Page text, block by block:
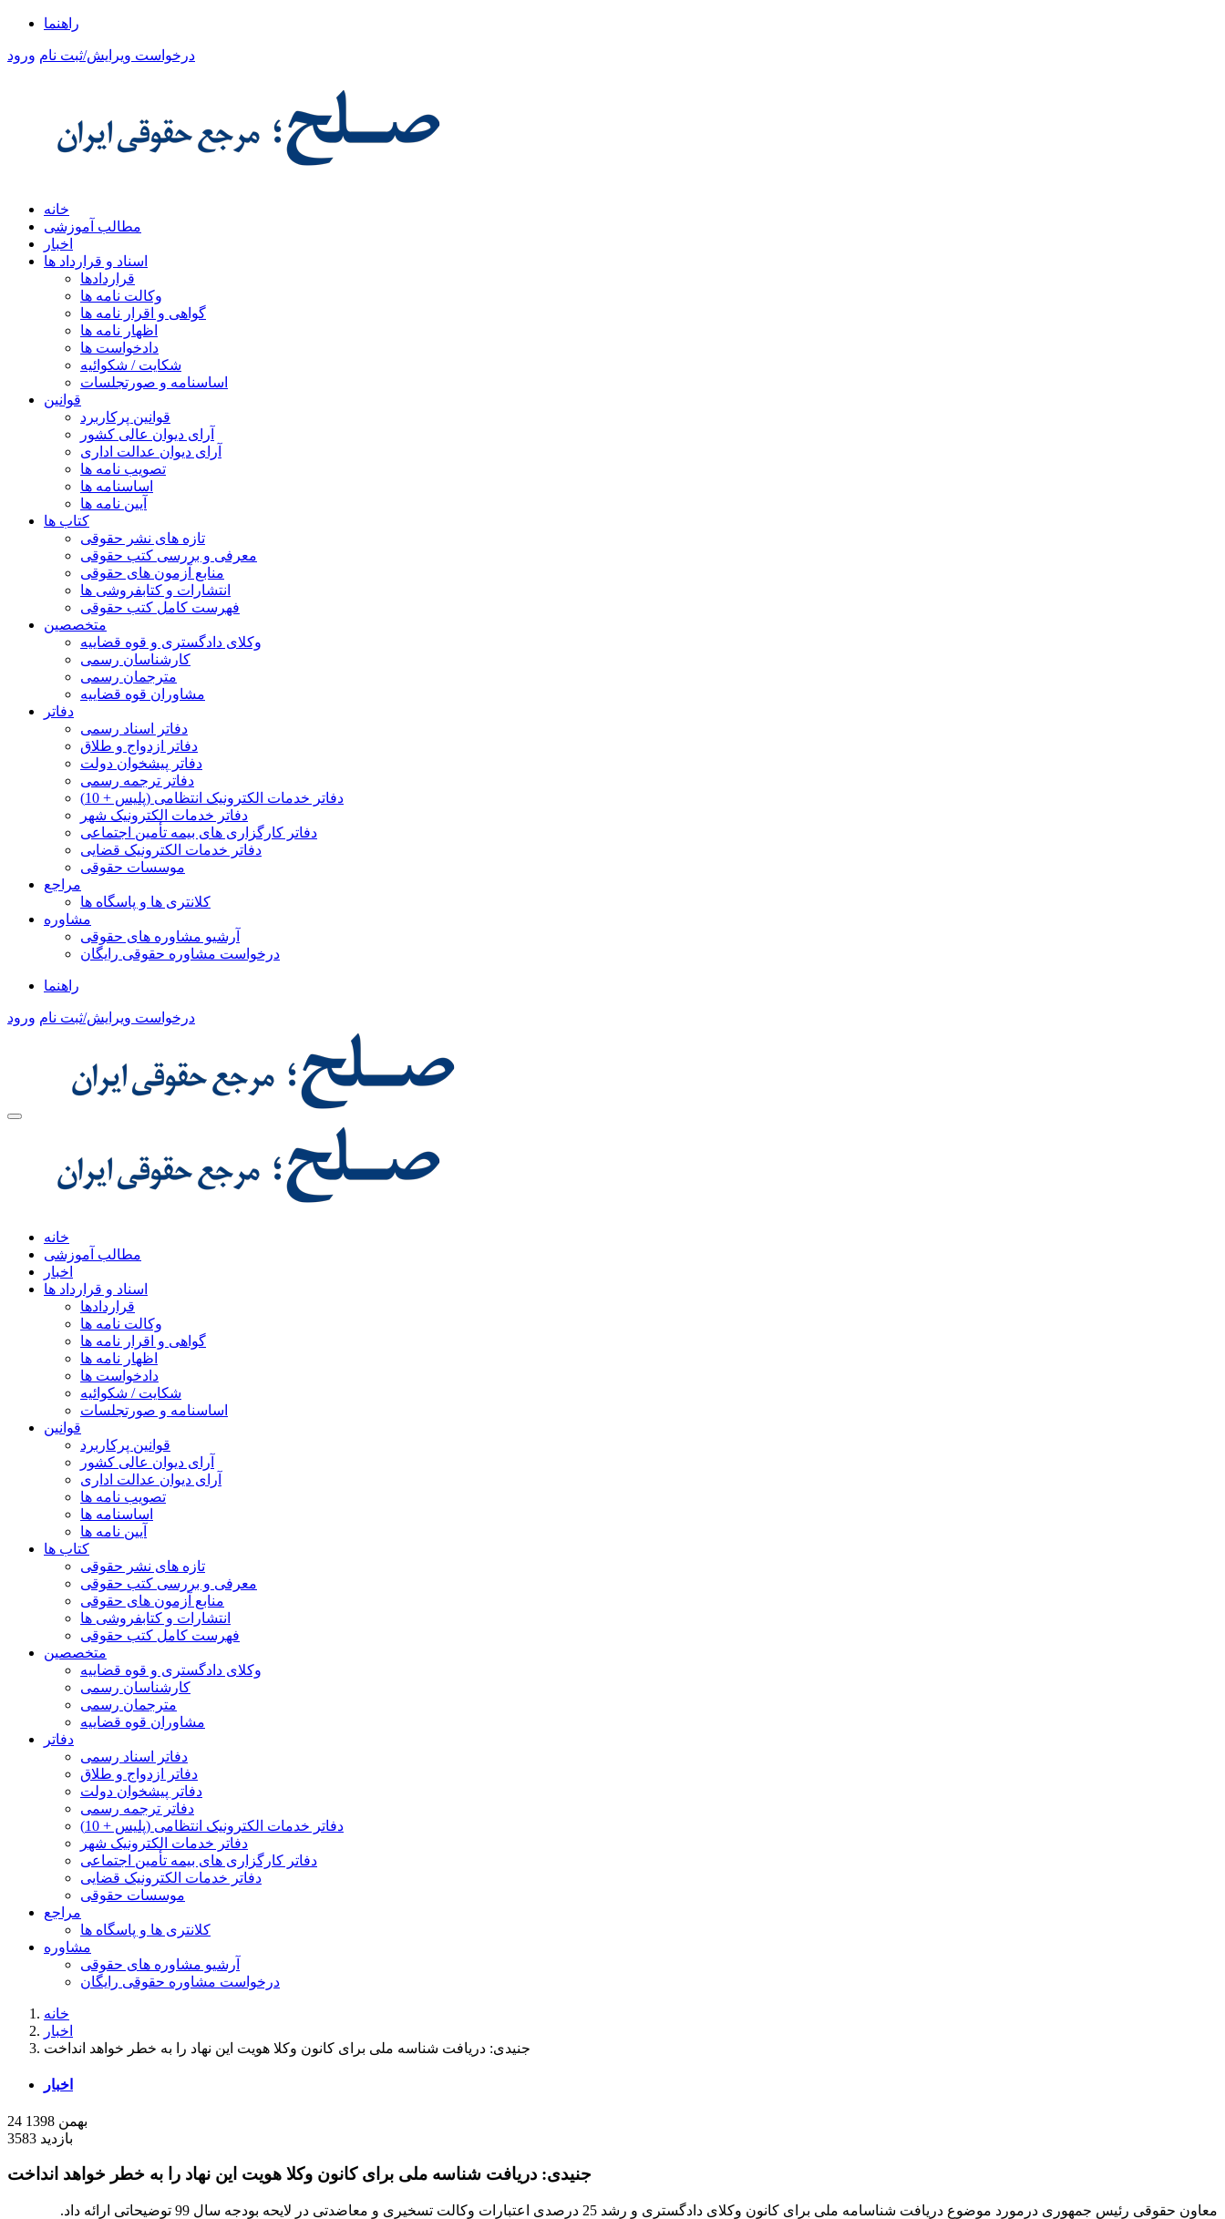
راهنما
درخواست ویرایش/ثبت نام ورود
خانه
مطالب آموزشی
اخبار
اسناد و قرارداد ها
قراردادها
وکالت نامه ها
گواهی و اقرار نامه ها
اظهار نامه ها
دادخواست ها
شکایت / شکوائیه
اساسنامه و صورتجلسات
قوانین
قوانین پرکاربرد
آرای دیوان عالی کشور
آرای دیوان عدالت اداری
تصویب نامه ها
اساسنامه ها
آیین نامه ها
کتاب ها
تازه های نشر حقوقی
معرفی و بررسی کتب حقوقی
منابع آزمون های حقوقی
انتشارات و کتابفروشی ها
فهرست کامل کتب حقوقی
متخصصین
وکلای دادگستری و قوه قضاییه
کارشناسان رسمی
مترجمان رسمی
مشاوران قوه قضاییه
دفاتر
دفاتر اسناد رسمی
دفاتر ازدواج و طلاق
دفاتر پیشخوان دولت
دفاتر ترجمه رسمی
دفاتر خدمات الکترونیک انتظامی (پلیس + 10)
دفاتر خدمات الکترونیک شهر
دفاتر کارگزاری های بیمه تأمین اجتماعی
دفاتر خدمات الکترونیک قضایی
موسسات حقوقی
مراجع
کلانتری ها و پاسگاه ها
مشاوره
آرشیو مشاوره های حقوقی
درخواست مشاوره حقوقی رایگان
راهنما
درخواست ویرایش/ثبت نام ورود
خانه
مطالب آموزشی
اخبار
اسناد و قرارداد ها
قراردادها
وکالت نامه ها
گواهی و اقرار نامه ها
اظهار نامه ها
دادخواست ها
شکایت / شکوائیه
اساسنامه و صورتجلسات
قوانین
قوانین پرکاربرد
آرای دیوان عالی کشور
آرای دیوان عدالت اداری
تصویب نامه ها
اساسنامه ها
آیین نامه ها
کتاب ها
تازه های نشر حقوقی
معرفی و بررسی کتب حقوقی
منابع آزمون های حقوقی
انتشارات و کتابفروشی ها
فهرست کامل کتب حقوقی
متخصصین
وکلای دادگستری و قوه قضاییه
کارشناسان رسمی
مترجمان رسمی
مشاوران قوه قضاییه
دفاتر
دفاتر اسناد رسمی
دفاتر ازدواج و طلاق
دفاتر پیشخوان دولت
دفاتر ترجمه رسمی
دفاتر خدمات الکترونیک انتظامی (پلیس + 10)
دفاتر خدمات الکترونیک شهر
دفاتر کارگزاری های بیمه تأمین اجتماعی
دفاتر خدمات الکترونیک قضایی
موسسات حقوقی
مراجع
کلانتری ها و پاسگاه ها
مشاوره
آرشیو مشاوره های حقوقی
درخواست مشاوره حقوقی رایگان
خانه
اخبار
جنیدی: دریافت شناسه ملی برای کانون وکلا هویت این نهاد را به خطر خواهد انداخت
اخبار
24 بهمن 1398
3583 بازدید
جنیدی: دریافت شناسه ملی برای کانون وکلا هویت این نهاد را به خطر خواهد انداخت
معاون حقوقی رئیس جمهوری درمورد موضوع دریافت شناسامه ملی برای کانون وکلای دادگستری و رشد 25 درصدی اعتبارات وکالت تسخیری و معاضدتی در لایحه بودجه سال 99 توضیحاتی ارائه داد.